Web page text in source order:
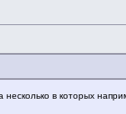
в которых